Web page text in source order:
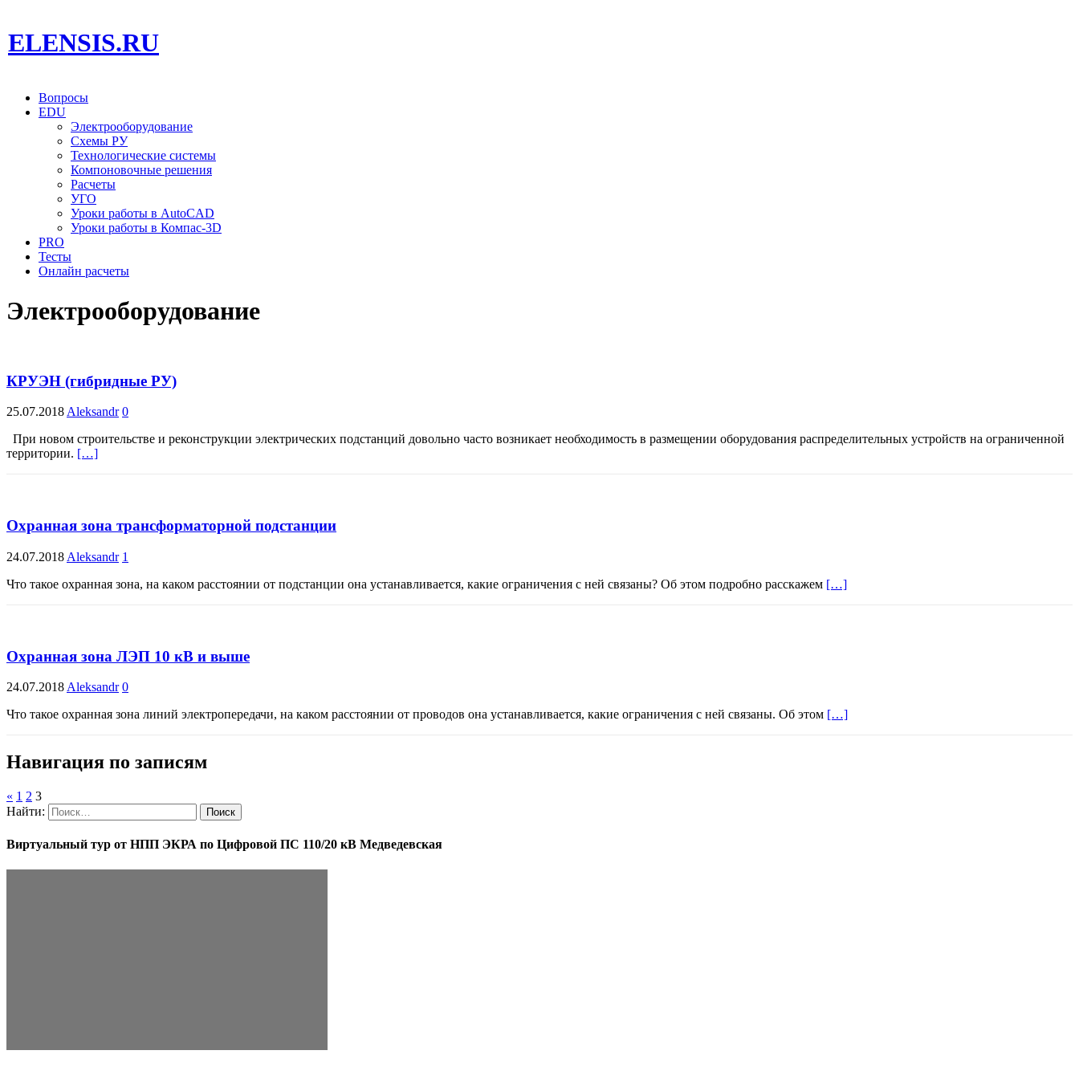
ELENSIS.RU
Вопросы
EDU
Электрооборудование
Схемы РУ
Технологические системы
Компоновочные решения
Расчеты
УГО
Уроки работы в AutoCAD
Уроки работы в Компас-3D
PRO
Тесты
Онлайн расчеты
Электрооборудование
КРУЭН (гибридные РУ)
25.07.2018Aleksandr 0
При новом строительстве и реконструкции электрических подстанций довольно часто возникает необходимость в размещении оборудования распределительных устройств на ограниченной
территории. […]
Охранная зона трансформаторной подстанции
24.07.2018 Aleksandr 1
Что такое охранная зона, на каком расстоянии от подстанции она устанавливается, какие ограничения с ней связаны? Об этом подробно расскажем […]
Охранная зона ЛЭП 10 кВ и выше
24.07.2018 Aleksandr 0
Что такое охранная зона линий электропередачи, на каком расстоянии от проводов она устанавливается, какие ограничения с ней связаны. Об этом […]
Навигация по записям
« 1 2 3
Найти:
Виртуальный тур от НПП ЭКРА по Цифровой ПС 110/20 кВ Медведевская